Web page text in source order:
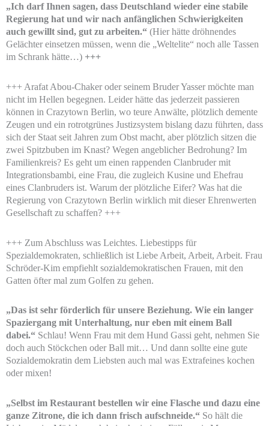
„Ich darf Ihnen sagen, dass Deutschland wieder eine stabile
Regierung hat und wir nach anfänglichen Schwierigkeiten
auch gewillt sind, gut zu arbeiten.“ (Hier hätte dröhnendes
Gelächter einsetzen müssen, wenn die „Weltelite“ noch alle Tassen
im Schrank hätte…) +++
+++ Arafat Abou-Chaker oder seinem Bruder Yasser möchte man
nicht im Hellen begegnen. Leider hätte das jederzeit passieren
können in Crazytown Berlin, wo teure Anwälte, plötzlich demente
Zeugen und ein rotrotgrünes Justizsystem bislang dazu führten, dass
sich der Staat seit Jahren zum Obst macht, aber plötzlich sitzen die
zwei Spitzbuben im Knast? Wegen angeblicher Bedrohung? Im
Familienkreis? Es geht um einen rappenden Clanbruder mit
Integrationsbambi, eine Frau, die zugleich Kusine und Ehefrau
eines Clanbruders ist. Warum der plötzliche Eifer? Was hat die
Regierung von Crazytown Berlin wirklich mit dieser Ehrenwerten
Gesellschaft zu schaffen? +++
+++ Zum Abschluss was Leichtes. Liebestipps für
Spezialdemokraten, schließlich ist Liebe Arbeit, Arbeit, Arbeit. Frau
Schröder-Kim empfiehlt sozialdemokratischen Frauen, mit den
Gatten öfter mal zum Golfen zu gehen.
„Das ist sehr förderlich für unsere Beziehung. Wie ein langer
Spaziergang mit Unterhaltung, nur eben mit einem Ball
dabei.“ Schlau! Wenn Frau mit dem Hund Gassi geht, nehmen Sie
doch auch Stöckchen oder Ball mit… Und dann sollte eine gute
Sozialdemokratin dem Liebsten auch mal was Extrafeines kochen
oder mixen!
„Selbst im Restaurant bestellen wir eine Flasche und dazu eine
ganze Zitrone, die ich dann frisch aufschneide.“ So hält die